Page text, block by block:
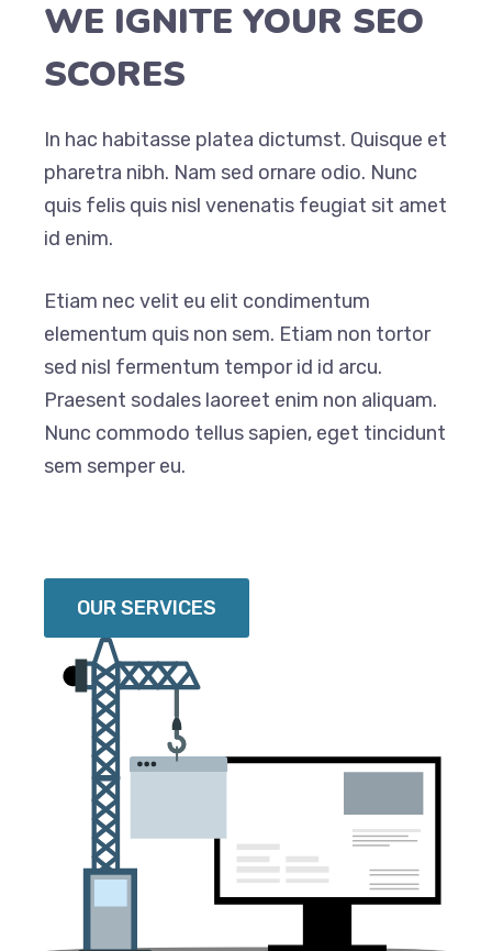
WE IGNITE YOUR SEO
SCORES
In hac habitasse platea dictumst. Quisque et
pharetra nibh. Nam sed ornare odio. Nunc
quis felis quis nisl venenatis feugiat sit amet
id enim.
Etiam nec velit eu elit condimentum
elementum quis non sem. Etiam non tortor
sed nisl fermentum tempor id id arcu.
Praesent sodales laoreet enim non aliquam.
Nunc commodo tellus sapien, eget tincidunt
sem semper eu.
OUR SERVICES